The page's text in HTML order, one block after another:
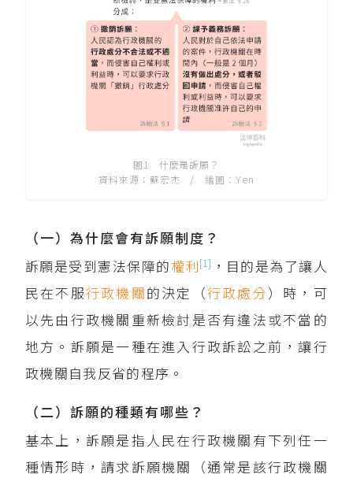
圖1 什麼是訴願？
資料來源：蘇宏杰 / 繪圖：Yen
（一）為什麼會有訴願制度？
訴願是受到憲法保障的權利[1] ，目的是為了讓人
民在不服行政機關的決定（行政處分）時，可
以先由行政機關重新檢討是否有違法或不當的
地方。訴願是一種在進入行政訴訟之前，讓行
政機關自我反省的程序。
（二）訴願的種類有哪些？
基本上，訴願是指人民在行政機關有下列任一
種情形時，請求訴願機關（通常是該行政機關